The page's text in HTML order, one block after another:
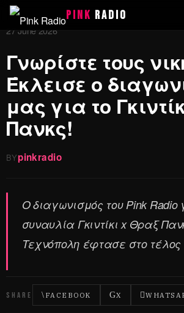
PINK RADIO
27 June 2026
Γνωρίστε τους
Έκλεισε ο
μας για το
Πανκς!
BYpinkradio
Ο διαγωνισμός του Pink Radio
συναυλία Γκιντίκι x Θραξ
Τεχνόπολη έφτασε στο τέλος
SHARE FACEBOOK X